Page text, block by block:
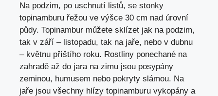
Na podzim, po uschnutí listů, se stonky
topinamburu řežou ve výšce 30 cm nad úrovní
půdy. Topinambur můžete sklízet jak na podzim,
tak v září – listopadu, tak na jaře, nebo v dubnu
– květnu příštího roku. Rostliny ponechané na
zahradě až do jara na zimu jsou posypány
zeminou, humusem nebo pokryty slámou. Na
jaře jsou všechny hlízy topinamburu vykopány a